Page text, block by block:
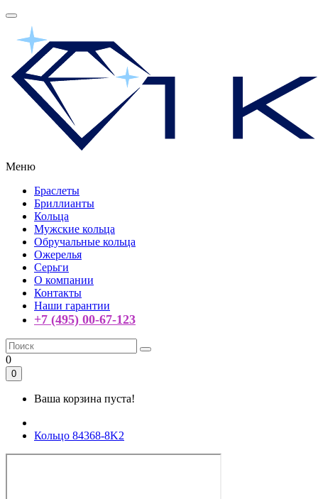
Меню
Браслеты
Бриллианты
Кольца
Мужские кольца
Обручальные кольца
Ожерелья
Серьги
О компании
Контакты
Наши гарантии
+7 (495) 00-67-123
0
0
Ваша корзина пуста!
Кольцо 84368-8K2